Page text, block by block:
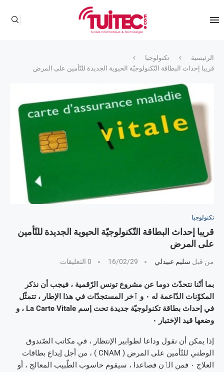
الرئيسية
تكنولوجيا
قريبا إحداث البطاقة التّكنولوجيّة الحيوية الجديدة للتّأمين على المرض
تكنولوجيا
قريبا إحداث البطاقة التّكنولوجيّة الحيوية الجديدة للتّأمين
على المرض
من قبل سليم عبيدلي 16/02/29 0 التعليقات
بما أنّنا نتحدّث دوما عن مشروع تونس الرّقمية ، فيجب أن نذكر
المكوّنات الدّاعمة له ٠ و ٱخر المستجدّات في هذا الإطار ، تتمثّل
في إحداث بطاقة تكنولوجيّة جديدة تحت إسم La Carte Vitale ، و
وضعها قيد الإختبار ٠
إذا يمكن أن نقول وداعا لطوابير الإنتظار ، في مكاتب الصّندوق
الوطني للتّأمين على المرض ( CNAM ) ، من أجل إيداع بطاقات
العلاج ٠ فمن الٱن فصاعدا ، سيقوم حاسوب الطّبيب المعالج ، أو